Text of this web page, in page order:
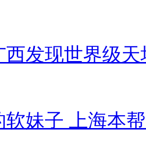
西发现世界级
软妹子 上海本